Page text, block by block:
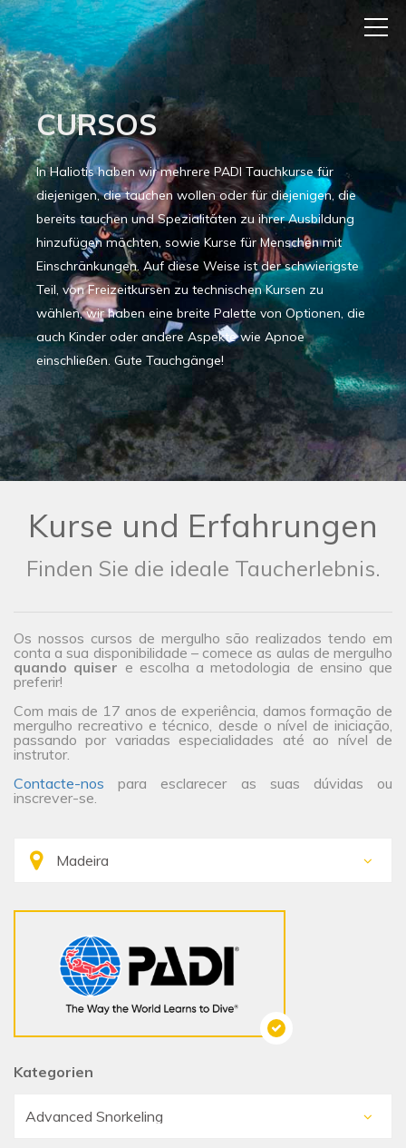
CURSOS
In Haliotis haben wir mehrere PADI Tauchkurse für
diejenigen, die tauchen wollen oder für diejenigen, die
bereits tauchen und Spezialitäten zu ihrer Ausbildung
hinzufügen möchten, sowie Kurse für Menschen mit
Einschränkungen. Auf diese Weise ist der schwierigste
Teil, von Freizeitkursen zu technischen Kursen zu
wählen, wir haben eine breite Palette von Optionen, die
auch Kinder oder andere Aspekte wie Apnoe
einschließen. Gute Tauchgänge!
Kurse und Erfahrungen
Finden Sie die ideale Taucherlebnis.
Os nossos cursos de mergulho são realizados tendo em
conta a sua disponibilidade – comece as aulas de mergulho
quando quiser e escolha a metodologia de ensino que
preferir!
Com mais de 17 anos de experiência, damos formação de
mergulho recreativo e técnico, desde o nível de iniciação,
passando por variadas especialidades até ao nível de
instrutor.
Contacte-nos para esclarecer as suas dúvidas ou
inscrever-se.
Kategorien